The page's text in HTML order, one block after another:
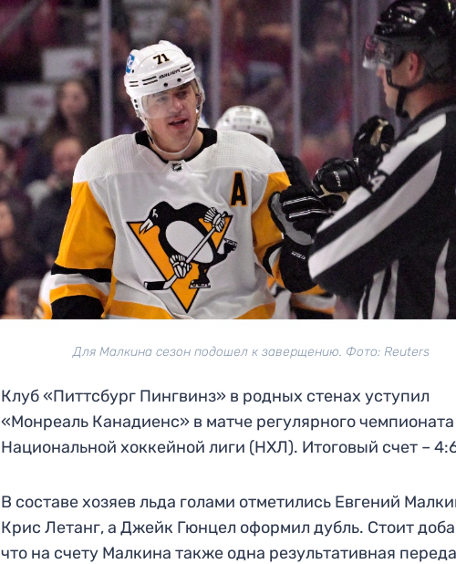
Для Малкина сезон подошел к заверщению. Фото: Reuters
Клуб «Питтсбург Пингвинз» в родных стенах уступил
«Монреаль Канадиенс» в матче регулярного чемпионата
Национальной хоккейной лиги (НХЛ). Итоговый счет –
В составе хозяев льда голами отметились Евгений
Крис Летанг, а Джейк Гюнцел оформил дубль. Стоит
что на счету Малкина также одна результативная